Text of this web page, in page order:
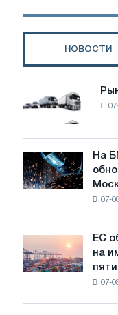
вируса
Порт-
НОВОСТИ
Рынок
новых
грузовиков
в
июле
На
БМК
произвели
трамвайных
путей
Москвы
Ярославля
На
07-
объявил
окончательные
ЕС
на
07-